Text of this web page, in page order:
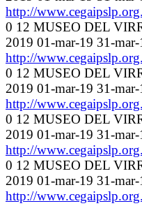
http://
0 12 MUSEO DEL
2019 01-mar-19 31-
http://
0 12 MUSEO DEL
2019 01-mar-19 31-
http://
0 12 MUSEO DEL
2019 01-mar-19 31-
http://
0 12 MUSEO DEL
2019 01-mar-19 31-
http://